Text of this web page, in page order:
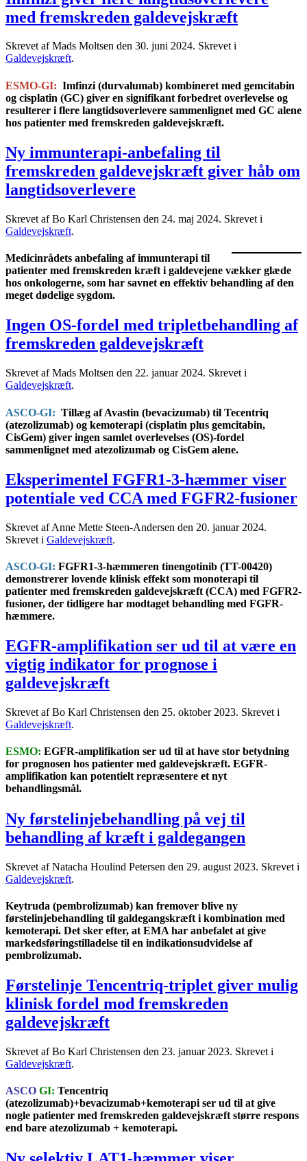
med fremskreden galdevejskræft
Skrevet af Mads Moltsen den 30. juni 2024. Skrevet i
Galdevejskræft.
ESMO-GI: Imfinzi (durvalumab) kombineret med gemcitabin
og cisplatin (GC) giver en signifikant forbedret overlevelse og
resulterer i flere langtidsoverlevere sammenlignet med GC alene
hos patienter med fremskreden galdevejskræft.
Ny immunterapi-anbefaling til
fremskreden galdevejskræft giver håb om
langtidsoverlevere
Skrevet af Bo Karl Christensen den 24. maj 2024. Skrevet i
Galdevejskræft.
Medicinrådets anbefaling af immunterapi til
patienter med fremskreden kræft i galdevejene vækker glæde
hos onkologerne, som har savnet en effektiv behandling af den
meget dødelige sygdom.
Ingen OS-fordel med tripletbehandling af
fremskreden galdevejskræft
Skrevet af Mads Moltsen den 22. januar 2024. Skrevet i
Galdevejskræft.
ASCO-GI: Tillæg af Avastin (bevacizumab) til Tecentriq
(atezolizumab) og kemoterapi (cisplatin plus gemcitabin,
CisGem) giver ingen samlet overlevelses (OS)-fordel
sammenlignet med atezolizumab og CisGem alene.
Eksperimentel FGFR1-3-hæmmer viser
potentiale ved CCA med FGFR2-fusioner
Skrevet af Anne Mette Steen-Andersen den 20. januar 2024.
Skrevet i Galdevejskræft.
ASCO-GI: FGFR1-3-hæmmeren tinengotinib (TT-00420)
demonstrerer lovende klinisk effekt som monoterapi til
patienter med fremskreden galdevejskræft (CCA) med FGFR2-
fusioner, der tidligere har modtaget behandling med FGFR-
hæmmere.
EGFR-amplifikation ser ud til at være en
vigtig indikator for prognose i
galdevejskræft
Skrevet af Bo Karl Christensen den 25. oktober 2023. Skrevet i
Galdevejskræft.
ESMO: EGFR-amplifikation ser ud til at have stor betydning
for prognosen hos patienter med galdevejskræft. EGFR-
amplifikation kan potentielt repræsentere et nyt
behandlingsmål.
Ny førstelinjebehandling på vej til
behandling af kræft i galdegangen
Skrevet af Natacha Houlind Petersen den 29. august 2023. Skrevet i
Galdevejskræft.
Keytruda (pembrolizumab) kan fremover blive ny
førstelinjebehandling til galdegangskræft i kombination med
kemoterapi. Det sker efter, at EMA har anbefalet at give
markedsføringstilladelse til en indikationsudvidelse af
pembrolizumab.
Førstelinje Tencentriq-triplet giver mulig
klinisk fordel mod fremskreden
galdevejskræft
Skrevet af Bo Karl Christensen den 23. januar 2023. Skrevet i
Galdevejskræft.
ASCO GI: Tencentriq
(atezolizumab)+bevacizumab+kemoterapi ser ud til at give
nogle patienter med fremskreden galdevejskræft større respons
end bare atezolizumab + kemoterapi.